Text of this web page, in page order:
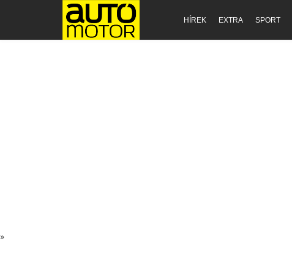
HÍREK EXTRA SPORT
»